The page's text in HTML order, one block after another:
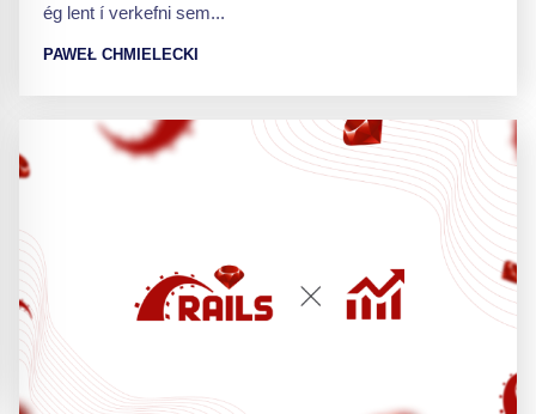
ég lent í verkefni sem...
PAWEŁ CHMIELECKI